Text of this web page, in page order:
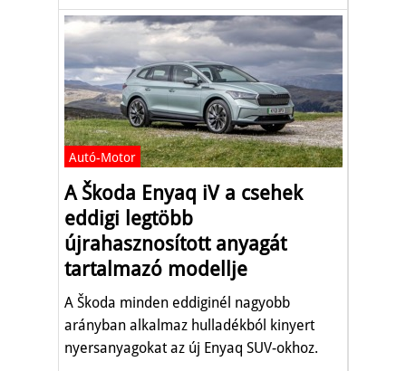
Autó-Motor
A Škoda Enyaq iV a csehek
eddigi legtöbb
újrahasznosított anyagát
tartalmazó modellje
A Škoda minden eddiginél nagyobb
arányban alkalmaz hulladékból kinyert
nyersanyagokat az új Enyaq SUV-okhoz.